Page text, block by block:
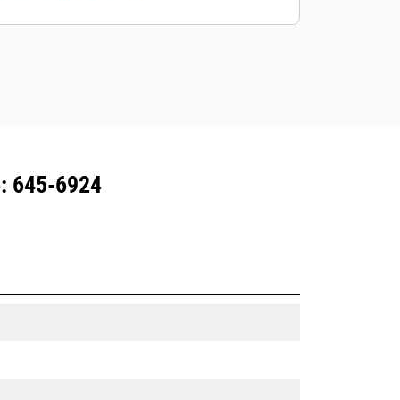
all'attrezzatura con abbonamento
645-6924